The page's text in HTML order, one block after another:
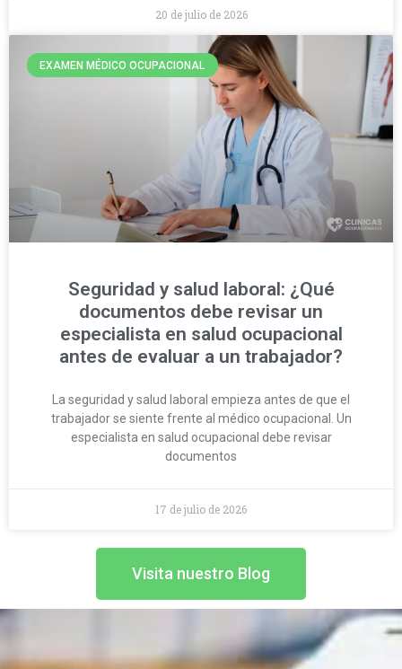
20 de julio de 2026
EXAMEN MÉDICO OCUPACIONAL
Seguridad y salud laboral: ¿Qué
documentos debe revisar un
especialista en salud ocupacional
antes de evaluar a un trabajador?
La seguridad y salud laboral empieza antes de que el
trabajador se siente frente al médico ocupacional. Un
especialista en salud ocupacional debe revisar
documentos
17 de julio de 2026
Visita nuestro Blog